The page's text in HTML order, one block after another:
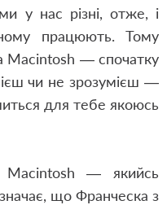
у нас різні, отже, і
працюють. Тому
Macintosh — спочатку
чи не зрозумієш —
для тебе якоюсь
— якийсь
що Франческа з